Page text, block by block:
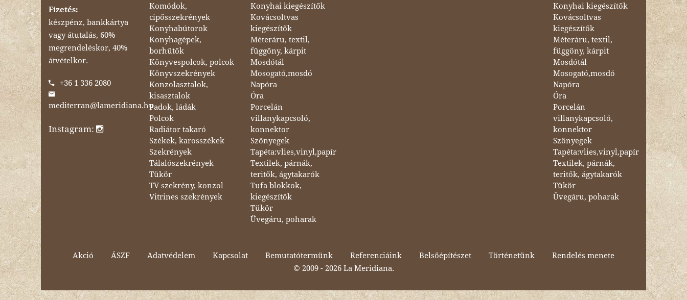
Fizetés:
készpénz, bankkártya
vagy átutalás, 60%
megrendeléskor, 40%
átvételkor.
+36 1 336 2080
mediterran@lameridiana.hu
Instagram:
Komódok,
cipősszekrények
Konyhabútorok
Konyhagépek,
borhűtők
Könyvespolcok, polcok
Könyvszekrények
Konzolasztalok,
kisasztalok
Padok, ládák
Polcok
Radiátor takaró
Székek, karosszékek
Szekrények
Tálalószekrények
Tükör
TV szekrény, konzol
Vitrines szekrények
Konyhai kiegészítők
Kovácsoltvas
kiegészítők
Méteráru, textil,
függöny, kárpit
Mosdótál
Mosogató,mosdó
Napóra
Óra
Porcelán
villanykapcsoló,
konnektor
Szőnyegek
Tapéta:vlies,vinyl,papír
Textilek, párnák,
teritők, ágytakarók
Tufa blokkok,
kiegészítők
Tükör
Üvegáru, poharak
Konyhai kiegészítők
Kovácsoltvas
kiegészítők
Méteráru, textil,
függöny, kárpit
Mosdótál
Mosogató,mosdó
Napóra
Óra
Porcelán
villanykapcsoló,
konnektor
Szőnyegek
Tapéta:vlies,vinyl,papír
Textilek, párnák,
teritők, ágytakarók
Tükör
Üvegáru, poharak
Akció ÁSZF Adatvédelem Kapcsolat Bemutatótermünk Referenciáink Belsőépítészet Történetünk
Rendelés menete
© 2009 - 2026 La Meridiana.